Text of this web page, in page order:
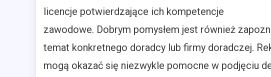
licencje potwierdzające ich kompetencje
zawodowe. Dobrym pomysłem jest również
temat konkretnego doradcy lub firmy doradczej.
mogą okazać się niezwykle pomocne w podjęciu